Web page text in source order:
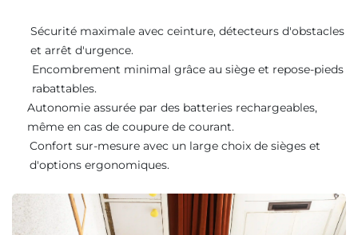
Sécurité maximale avec ceinture, détecteurs d'obstacles
et arrêt d'urgence.
Encombrement minimal grâce au siège et repose-pieds
rabattables.
Autonomie assurée par des batteries rechargeables,
même en cas de coupure de courant.
Confort sur-mesure avec un large choix de sièges et
d'options ergonomiques.